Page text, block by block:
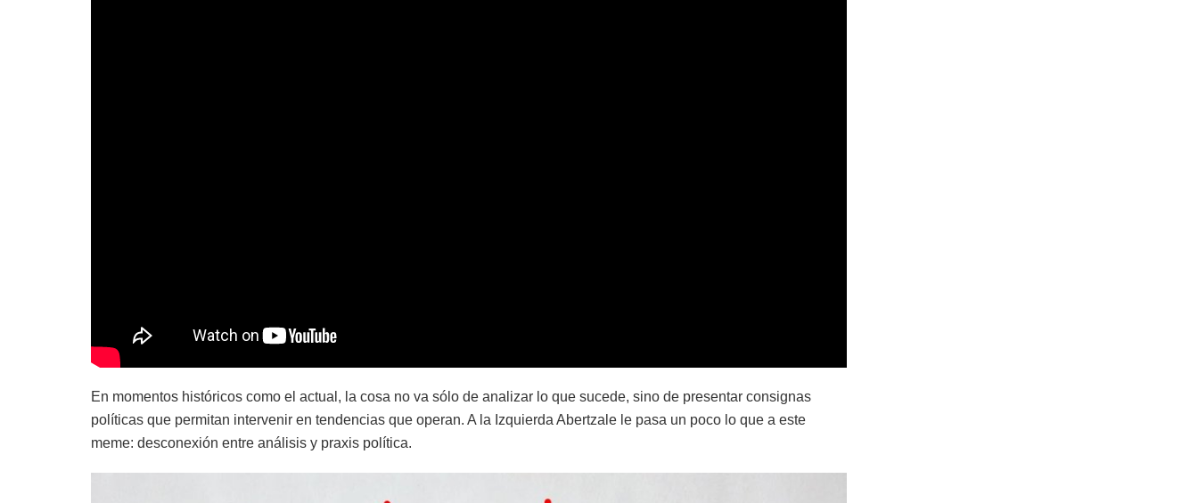
En momentos históricos como el actual, la cosa no va sólo de analizar lo que sucede, sino de presentar consignas
políticas que permitan intervenir en tendencias que operan. A la Izquierda Abertzale le pasa un poco lo que a este
meme: desconexión entre análisis y praxis política.